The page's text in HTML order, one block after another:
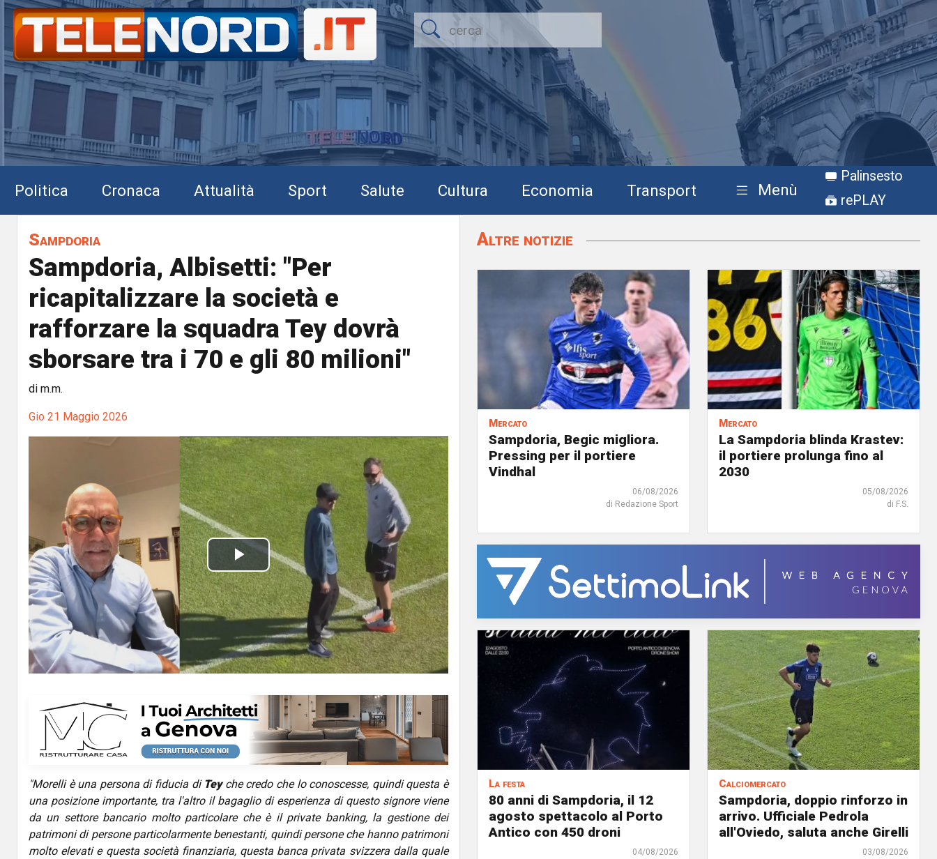
Politica Cronaca Attualità Sport Salute Cultura Economia Transport Menù
Palinsesto
rePLAY
Sampdoria
Sampdoria, Albisetti: "Per
ricapitalizzare la società e
rafforzare la squadra Tey dovrà
sborsare tra i 70 e gli 80 milioni"
di m.m.
Gio 21 Maggio 2026
P
l
a
y
i
d
e
o
"Morelli è una persona di fiducia di Teyche credo che lo conoscesse, quindi questa è
una posizione importante, tra l'altro il bagaglio di esperienza di questo signore viene
da un settore bancario molto particolare che è il private banking, la gestione dei
patrimoni di persone particolarmente benestanti, quindi persone che hanno patrimoni
molto elevati e questa società finanziaria, questa banca privata svizzera dalla quale
Altre notizie
Mercato
Sampdoria, Begic migliora.
Pressing per il portiere
Vindhal
06/08/2026
di Redazione Sport
Mercato
La Sampdoria blinda Krastev:
il portiere prolunga fino al
2030
05/08/2026
di F.S.
La festa
80 anni di Sampdoria, il 12
agosto spettacolo al Porto
Antico con 450 droni
04/08/2026
Calciomercato
Sampdoria, doppio rinforzo in
arrivo. Ufficiale Pedrola
all'Oviedo, saluta anche Girelli
03/08/2026